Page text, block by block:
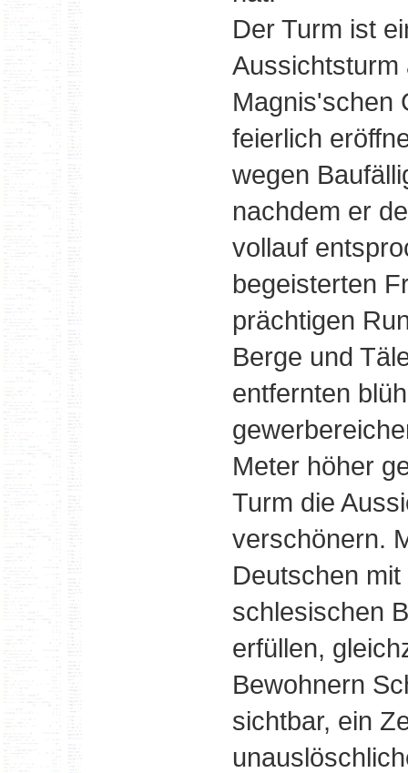
Der Turm ist
Aussichtsturm
Magnis'schen
feierlich
wegen
nachdem er
vollauf
begeisterten
prächtigen
Berge und
entfernten
Meter höher
Turm die
verschönern.
Deutschen
schlesischen
erfüllen,
Bewohnern
sichtbar, ein